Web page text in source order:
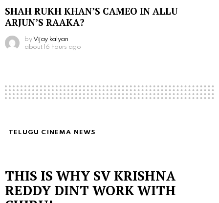
SHAH RUKH KHAN’S CAMEO IN ALLU
ARJUN’S RAAKA?
by Vijay kalyan
about 16 hours ago
TELUGU CINEMA NEWS
THIS IS WHY SV KRISHNA
REDDY DINT WORK WITH